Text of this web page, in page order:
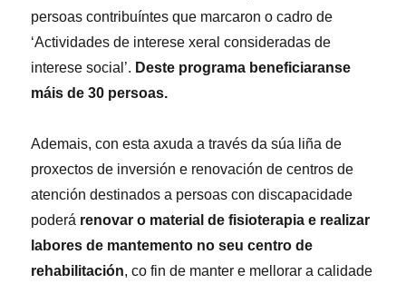
persoas contribuíntes que marcaron o cadro de
‘Actividades de interese xeral consideradas de
interese social’. Deste programa beneficiaranse
máis de 30 persoas.
Ademais, con esta axuda a través da súa liña de
proxectos de inversión e renovación de centros de
atención destinados a persoas con discapacidade
poderá renovar o material de fisioterapia e realizar
labores de mantemento no seu centro de
rehabilitación, co fin de manter e mellorar a calidade